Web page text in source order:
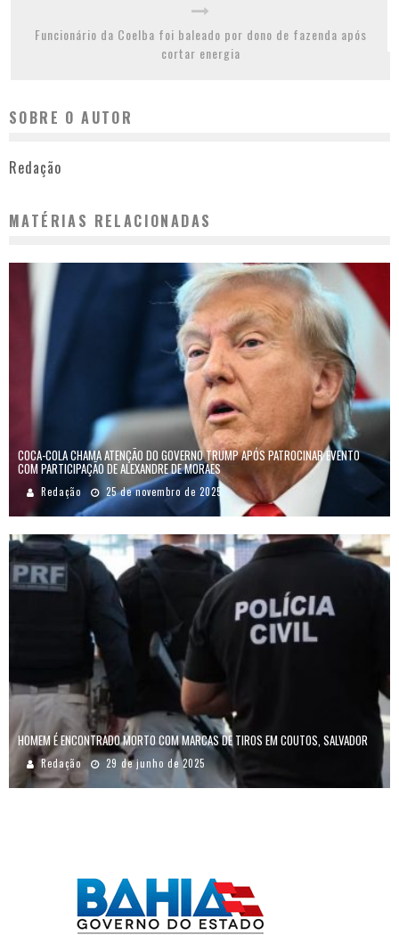
Funcionário da Coelba foi baleado por dono de fazenda após
cortar energia
SOBRE O AUTOR
Redação
MATÉRIAS RELACIONADAS
COCA-COLA CHAMA ATENÇÃO DO GOVERNO TRUMP APÓS PATROCINAR EVENTO
COM PARTICIPAÇÃO DE ALEXANDRE DE MORAES
Redação 25 de novembro de 2025
HOMEM É ENCONTRADO MORTO COM MARCAS DE TIROS EM COUTOS, SALVADOR
Redação 29 de junho de 2025